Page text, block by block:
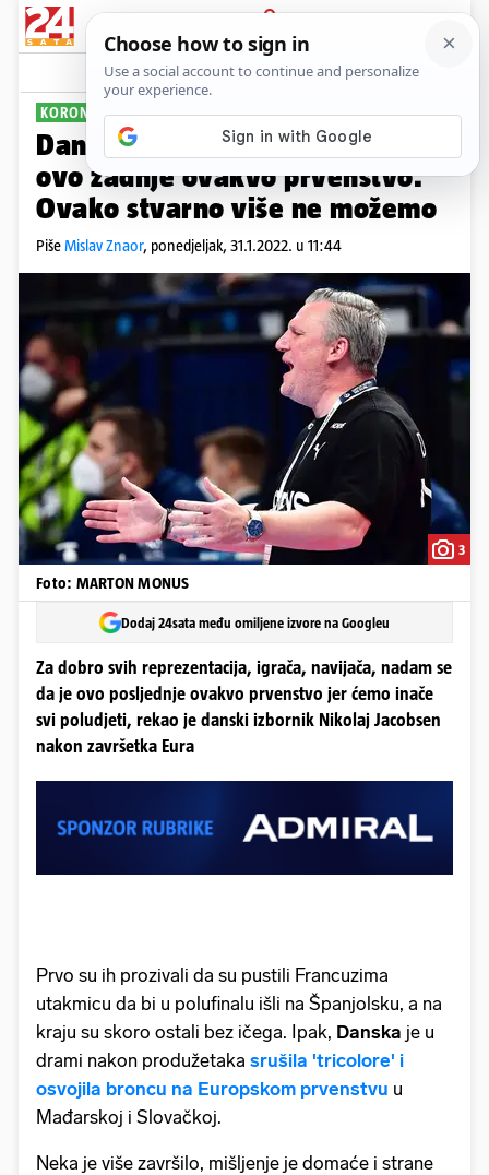
PRIJAVA
Sport Komentari
KORONA NATJECANJA
Danski izbornik: Nadam se da je
ovo zadnje ovakvo prvenstvo.
Ovako stvarno više ne možemo
PišeMislav Znaor, ponedjeljak, 31.1.2022. u 11:44
3
Foto: MARTON MONUS
Dodaj 24sata među omiljene izvore na Googleu
Za dobro svih reprezentacija, igrača, navijača, nadam se
da je ovo posljednje ovakvo prvenstvo jer ćemo inače
svi poludjeti, rekao je danski izbornik Nikolaj Jacobsen
nakon završetka Eura
Prvo su ih prozivali da su pustili Francuzima
utakmicu da bi u polufinalu išli na Španjolsku, a na
kraju su skoro ostali bez ičega. Ipak, Danska je u
drami nakon produžetaka srušila 'tricolore' i
osvojila broncu na Europskom prvenstvu u
Mađarskoj i Slovačkoj.
Neka je više završilo, mišljenje je domaće i strane